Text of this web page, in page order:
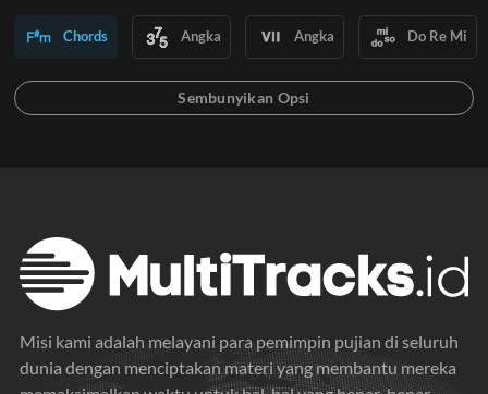
Chords Angka Angka Do Re Mi
Misi kami adalah melayani para pemimpin pujian di seluruh
dunia dengan menciptakan materi yang membantu mereka